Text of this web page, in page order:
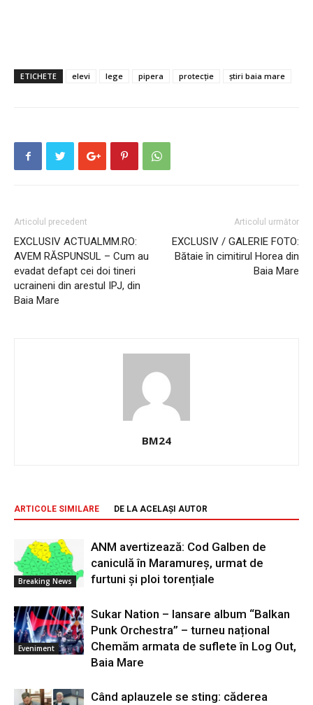
ETICHETE elevi lege pipera protecție știri baia mare
Articolul precedent
EXCLUSIV ACTUALMM.RO:
AVEM RĂSPUNSUL – Cum au
evadat defapt cei doi tineri
ucraineni din arestul IPJ, din
Baia Mare
Articolul următor
EXCLUSIV / GALERIE FOTO:
Bătaie în cimitirul Horea din
Baia Mare
BM24
ARTICOLE SIMILARE DE LA ACELAȘI AUTOR
Breaking News
ANM avertizează: Cod Galben de
caniculă în Maramureș, urmat de
furtuni și ploi torențiale
Eveniment
Sukar Nation – lansare album “Balkan
Punk Orchestra” – turneu național
Chemăm armata de suflete în Log Out,
Baia Mare
Când aplauzele se sting: căderea